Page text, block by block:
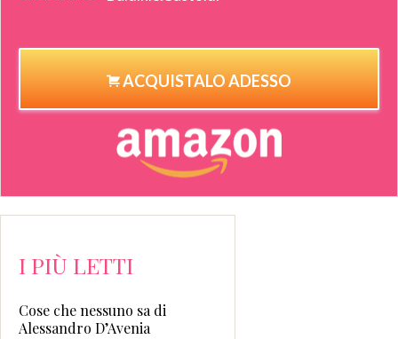
ACQUISTALO ADESSO
I PIÙ LETTI
Cose che nessuno sa di
Alessandro D’Avenia